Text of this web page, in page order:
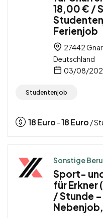
18,00 € /
Ferienjob
27442
Deutschland
03/08/
Studentenjob
18Euro -18Euro /
Sonstige
Sport-
für
/ Stunde